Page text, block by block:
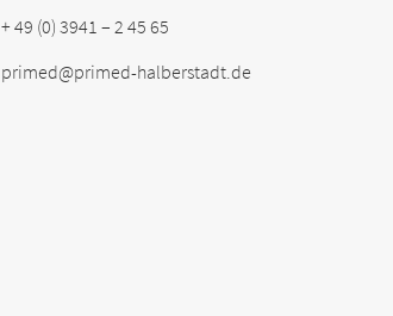
+ 49 (0) 3941 – 2 45 65
primed@primed-halberstadt.de